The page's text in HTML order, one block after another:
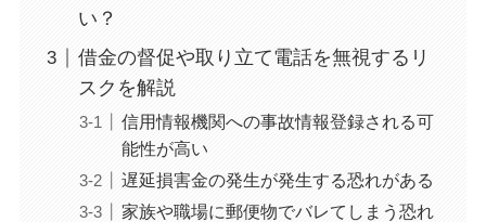
い？
借金の督促や取り立て電話を無視するリ
スクを解説
信用情報機関への事故情報登録される可
能性が高い
遅延損害金の発生が発生する恐れがある
家族や職場に郵便物でバレてしまう恐れ